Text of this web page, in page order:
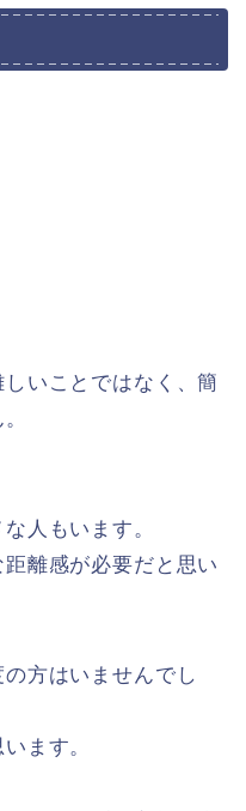
いことではなく、簡
人もいます。
離感が必要だと思い
方はいませんでし
ます。